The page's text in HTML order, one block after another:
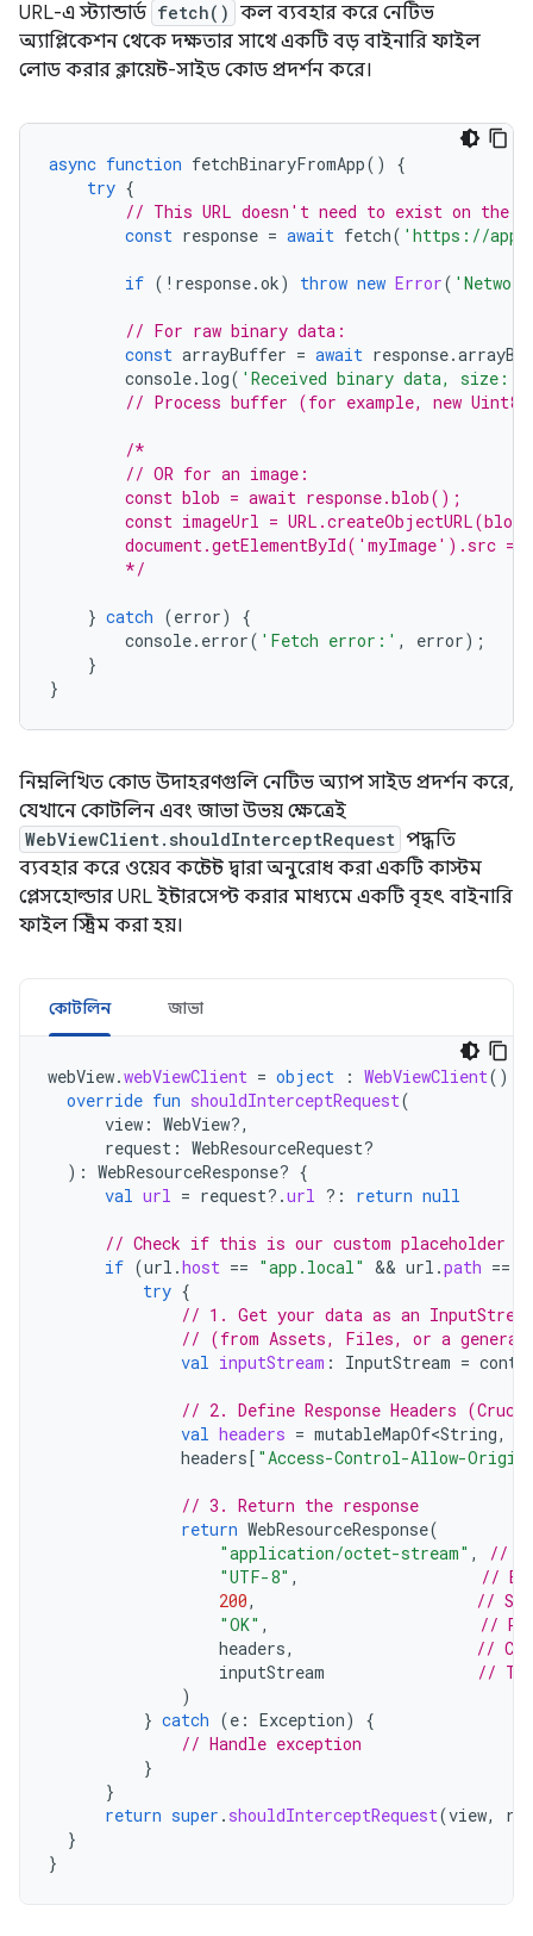
URL-এ স্ট্যান্ডার্ড fetch() কল ব্যবহার করে নেটিভ
অ্যাপ্লিকেশন থেকে দক্ষতার সাথে একটি বড় বাইনারি ফাইল
লোড করার ক্লায়েন্ট-সাইড কোড প্রদর্শন করে।
async function fetchBinaryFromApp()
{
try {
// This URL doesn't need to exist on the
const response = await fetch( 'https://
if ( ! response.ok) throw new Error(
// For raw binary data:
const arrayBuffer = await response.
console. log( 'Received binary data, size:'
// Process buffer (for example, new
/*
        // OR for an image:
        const blob = await response.blob();
const imageUrl =
document.getElementById('myImage').src =
        */
} catch (error)
{
console. error( 'Fetch error:' , error);
}
}
নিম্নলিখিত কোড উদাহরণগুলি নেটিভ অ্যাপ সাইড প্রদর্শন করে,
যেখানে কোটলিন এবং জাভা উভয় ক্ষেত্রেই
WebViewClient.shouldInterceptRequest পদ্ধতি
ব্যবহার করে ওয়েব কন্টেন্ট দ্বারা অনুরোধ করা একটি কাস্টম
প্লেসহোল্ডার URL ইন্টারসেপ্ট করার মাধ্যমে একটি বৃহৎ বাইনারি
ফাইল স্ট্রিম করা হয়।
কোটলিন জাভা
webView.webViewClient = object : WebViewClient()
override fun shouldInterceptRequest(
view : WebView?,
request : WebResourceRequest?
): WebResourceResponse? {
val url = request?.url ?: return null
// Check if this is our custom placeholder
if (url .host == "app.local" && url .path ==
try {
// 1. Get your data as an
// (from Assets, Files, or a
val inputStream : InputStream =
// 2. Define Response Headers
val headers = mutableMapOf<String,
headers[ "Access-Control-Allow-
// 3. Return the response
return WebResourceResponse(
"application/octet-stream" ,
//
"UTF-8" ,
//
200,
//
"OK" ,
//
headers,
//
inputStream
//
)
} catch (e : Exception)
{
// Handle exception
}
}
return super . shouldInterceptRequest(view,
}
}